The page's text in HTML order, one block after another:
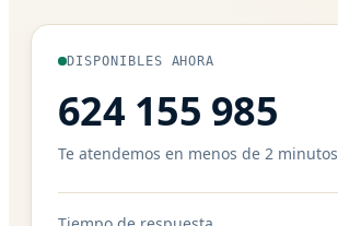
DISPONIBLES AHORA
624 155 985
Te atendemos en menos de 2 minutos